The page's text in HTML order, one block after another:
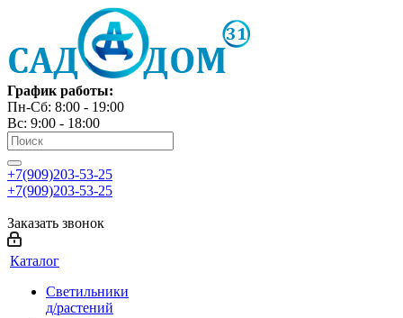
График работы:
Пн-Сб: 8:00 - 19:00
Вс: 9:00 - 18:00
+7(909)203-53-25
+7(909)203-53-25
Заказать звонок
Каталог
Светильники
д/растений